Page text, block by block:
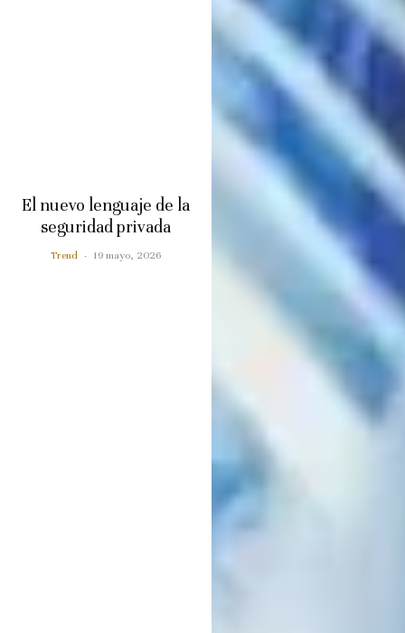
El nuevo lenguaje de la
seguridad privada
Trend · 19 mayo, 2026